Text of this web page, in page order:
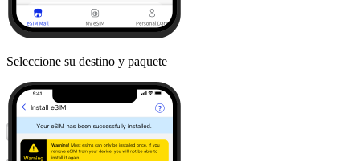
Seleccione su destino y paquete